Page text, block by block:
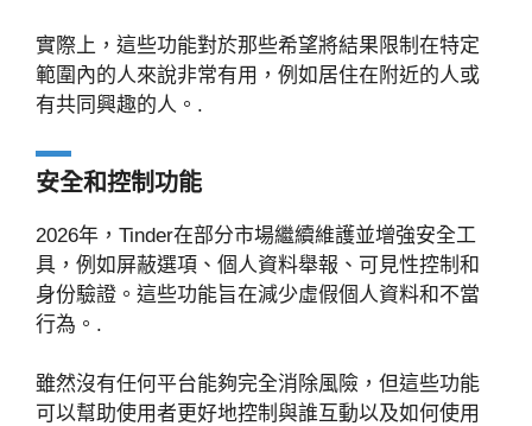
實際上，這些功能對於那些希望將結果限制在特定
範圍內的人來說非常有用，例如居住在附近的人或
有共同興趣的人。.
安全和控制功能
2026年，Tinder在部分市場繼續維護並增強安全工
具，例如屏蔽選項、個人資料舉報、可見性控制和
身份驗證。這些功能旨在減少虛假個人資料和不當
行為。.
雖然沒有任何平台能夠完全消除風險，但這些功能
可以幫助使用者更好地控制與誰互動以及如何使用